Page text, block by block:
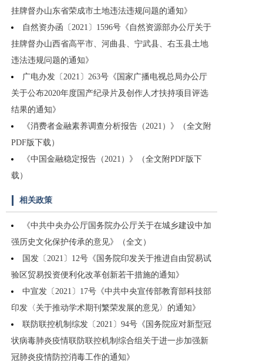
挂牌督办山东省荣成市土地违法违规问题的通知》
自然资办函〔2021〕1596号《自然资源部办公厅关于
挂牌督办山西省高平市、河曲县、宁武县、右玉县土地
违法违规问题的通知》
广电办发〔2021〕263号《国家广播电视总局办公厅
关于公布2020年度国产纪录片及创作人才扶持项目评选
结果的通知》
《消费者金融素养调查分析报告（2021）》（全文附
PDF版下载）
《中国金融稳定报告（2021）》（全文附PDF版下
载）
相关政策
《中共中央办公厅国务院办公厅关于在城乡建设中加
强历史文化保护传承的意见》（全文）
国发〔2021〕12号《国务院印发关于推进自由贸易试
验区贸易投资便利化改革创新若干措施的通知》
中宣发〔2021〕17号《中共中央宣传部教育部科技部
印发〈关于推动学术期刊繁荣发展的意见〉的通知》
联防联控机制综发〔2021〕94号《国务院应对新型冠
状病毒肺炎疫情联防联控机制综合组关于进一步加强新
冠肺炎疫情防控消毒工作的通知》